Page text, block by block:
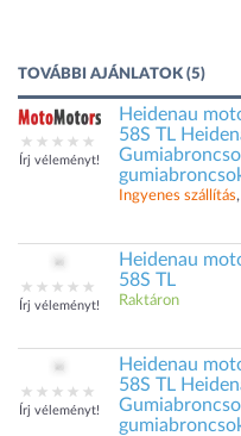
TOVÁBBI AJÁNLATOK (5)
Írj véleményt!
Heidenau
58S TL
Ingyenes szállítás
Írj véleményt!
Heidenau
58S TL
Raktáron
Írj véleményt!
Heidenau
58S TL